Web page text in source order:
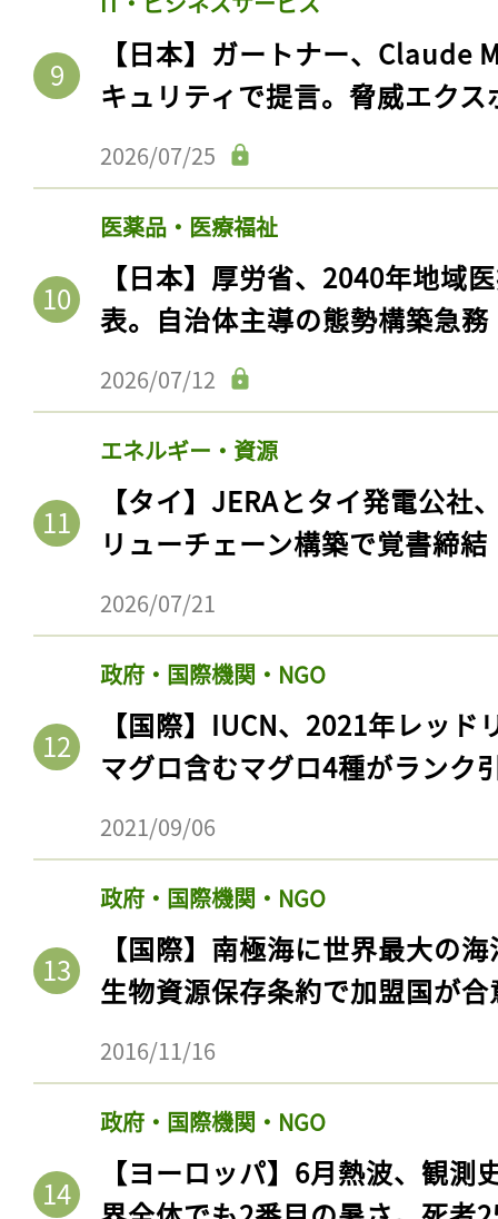
【日本】ガートナー、Claude
キュリティで提言。脅威エク
2026/07/25
医薬品・医療福祉
【日本】厚労省、2040年地域
表。自治体主導の態勢構築急務
2026/07/12
エネルギー・資源
【タイ】JERAとタイ発電公社
リューチェーン構築で覚書締結
2026/07/21
政府・国際機関・NGO
【国際】IUCN、2021年レッ
マグロ含むマグロ4種がランク
2021/09/06
政府・国際機関・NGO
【国際】南極海に世界最大の
生物資源保存条約で加盟国が合
2016/11/16
政府・国際機関・NGO
【ヨーロッパ】6月熱波、観